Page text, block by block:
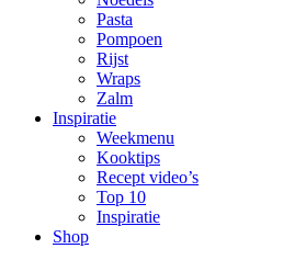
Pasta
Pompoen
Rijst
Wraps
Zalm
Inspiratie
Weekmenu
Kooktips
Recept video’s
Top 10
Inspiratie
Shop